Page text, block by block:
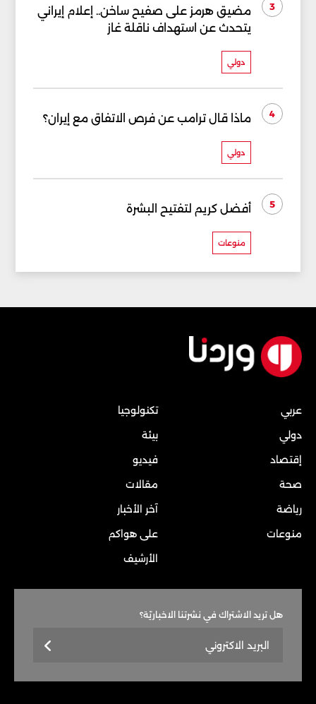
3
مضيق هرمز على صفيح ساخن.. إعلام إيراني
يتحدث عن استهداف ناقلة غاز
دولي
4 ماذا قال ترامب عن فرص الاتفاق مع إيران؟
دولي
5 أفضل كريم لتفتيح البشرة
منوعات
عربي
دولي
إقتصاد
صحة
رياضة
منوعات
تكنولوجيا
بيئة
فيديو
مقالات
آخر الأخبار
على هواكم
الأرشيف
هل تريد الاشتراك في نشرتنا الاخباريّة؟